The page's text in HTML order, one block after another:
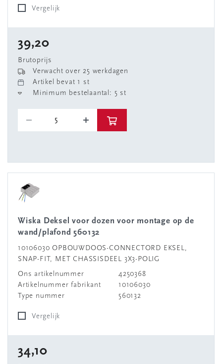
Vergelijk
39,20
Brutoprijs
Verwacht over 25 werkdagen
Artikel bevat 1 st
Minimum bestelaantal: 5 st
Wiska Deksel voor dozen voor montage op de
wand/plafond 560132
10106030 OPBOUWDOOS-CONNECTORD EKSEL,
SNAP-FIT, MET CHASSISDEEL 3X3-POLIG
Ons artikelnummer
4250368
Artikelnummer fabrikant
10106030
Type nummer
560132
Vergelijk
34,10